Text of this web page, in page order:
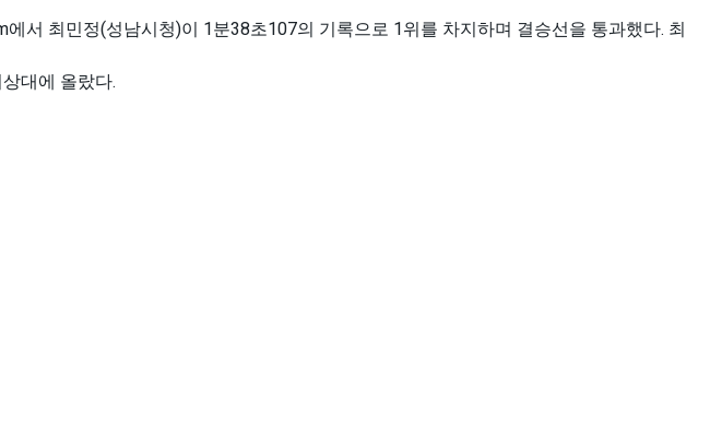
서 최민정(성남시청)이 1분38초107의 기록으로 1위를 차지하며 결승선을 통과했다. 최
대에 올랐다.